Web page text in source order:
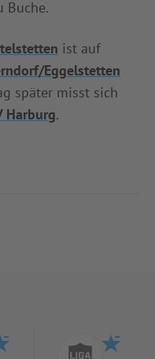
Buche.
ist auf
Eggelstetten
später misst sich
Harburg.